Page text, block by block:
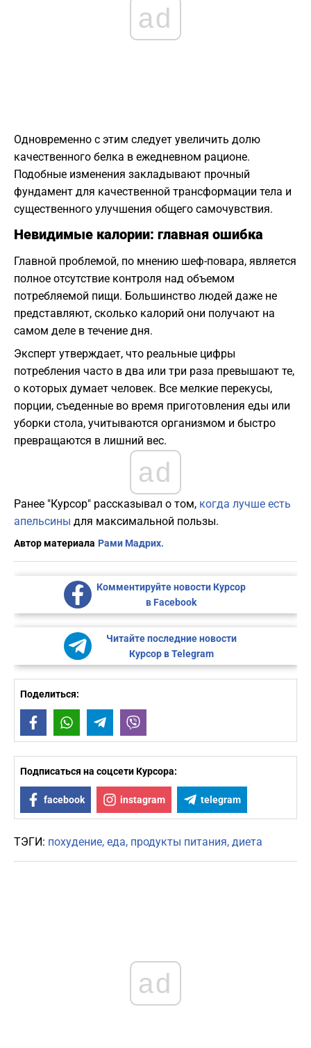
ad
Одновременно с этим следует увеличить долю
качественного белка в ежедневном рационе.
Подобные изменения закладывают прочный
фундамент для качественной трансформации тела и
существенного улучшения общего самочувствия.
Невидимые калории: главная ошибка
Главной проблемой, по мнению шеф-повара, является
полное отсутствие контроля над объемом
потребляемой пищи. Большинство людей даже не
представляют, сколько калорий они получают на
самом деле в течение дня.
Эксперт утверждает, что реальные цифры
потребления часто в два или три раза превышают те,
о которых думает человек. Все мелкие перекусы,
порции, съеденные во время приготовления еды или
уборки стола, учитываются организмом и быстро
превращаются в лишний вес.
ad
Ранее "Курсор" рассказывал о том, когда лучше есть
апельсины для максимальной пользы.
Автор материала Рами Мадрих.
Комментируйте новости Курсор
в Facebook
Читайте последние новости
Курсор в Telegram
Поделиться:
FacebookWhatsAppTelegram
Подписаться на соцсети Курсора:
facebook instagram telegram
ТЭГИ: похудение еда продукты питания диета
ad